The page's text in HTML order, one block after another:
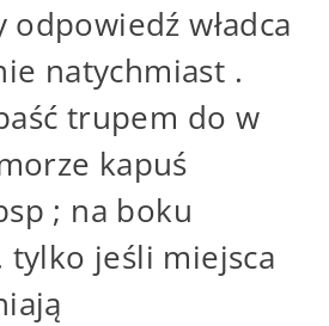
odpowiedź władca
natychmiast .
trupem do w
kapuś
; na boku
tylko jeśli miejsca